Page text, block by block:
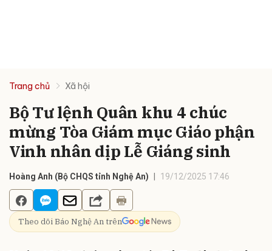
Trang chủ Xã hội
Bộ Tư lệnh Quân khu 4 chúc
mừng Tòa Giám mục Giáo phận
Vinh nhân dịp Lễ Giáng sinh
Hoàng Anh (Bộ CHQS tỉnh Nghệ An) 19/12/2025 17:46
Theo dõi Báo Nghệ An trên